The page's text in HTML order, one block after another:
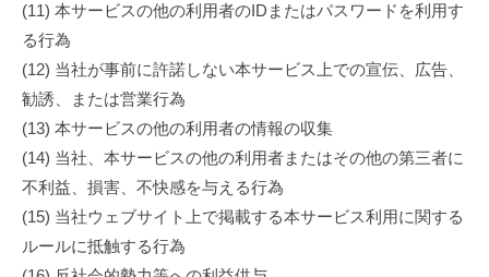
(11) 本サービスの他の利用者のIDまたはパスワードを利用す
る行為
(12) 当社が事前に許諾しない本サービス上での宣伝、広告、
勧誘、または営業行為
(13) 本サービスの他の利用者の情報の収集
(14) 当社、本サービスの他の利用者またはその他の第三者に
不利益、損害、不快感を与える行為
(15) 当社ウェブサイト上で掲載する本サービス利用に関する
ルールに抵触する行為